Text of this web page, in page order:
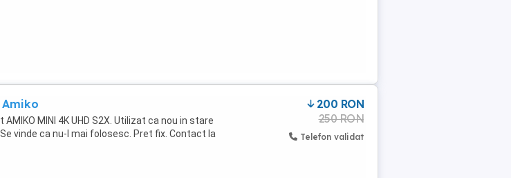
MINI 4K UHD S2X. Utilizat ca nou in stare
vinde ca nu-l mai folosesc. Pret fix. Contact la
200 RON
250 RON
Telefon validat